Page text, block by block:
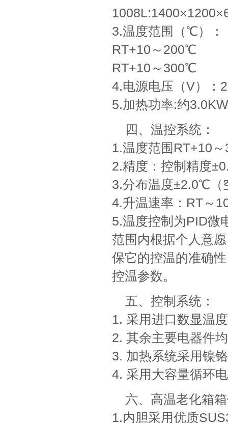
3.温度范围（℃）：
RT+10～200℃
RT+10～300℃
4.电源电压（V）
5.加热功率:约
四、温控系统：
1.温度范围RT+10
2.精度：控制精度
3.分布温度±2.0℃（
4.升温速率：RT～
5.温度控制为PID微
范围内根据个人意
保它的控温的准确
控温参数。
五、控制系统：
1. 采用进口数显温
2. 其余主要电器件
3. 加热系统采用镍
4. 采用大容量循环
六、高温老化箱
1.内胆采用优质